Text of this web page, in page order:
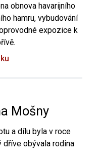
obnova havarijního
hamru, vybudování
expozice k
Mošny
a dílu byla v roce
dříve obývala rodina